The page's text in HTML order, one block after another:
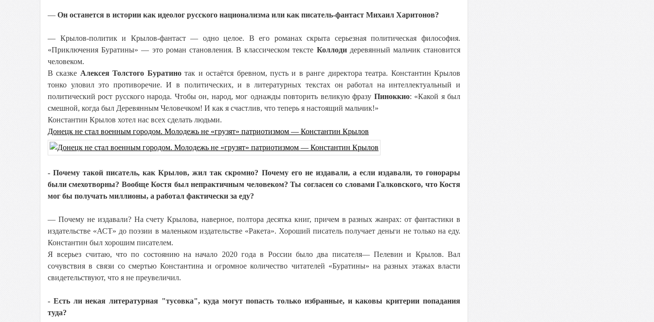
— Он останется в истории как идеолог русского национализма или как писатель-фантаст Михаил Харитонов?
— Крылов-политик и Крылов-фантаст — одно целое. В его романах скрыта серьезная политическая философия.
«Приключения Буратины» — это роман становления. В классическом тексте Коллоди деревянный мальчик становится
человеком.
В сказке Алексея Толстого Буратинотак и остаётся бревном, пусть и в ранге директора театра. Константин Крылов
тонко уловил это противоречие. И в политических, и в литературных текстах он работал на интеллектуальный и
политический рост русского народа. Чтобы он, народ, мог однажды повторить великую фразу Пиноккио: «Какой я был
смешной, когда был Деревянным Человечком! И как я счастлив, что теперь я настоящий мальчик!»
Константин Крылов хотел нас всех сделать людьми.
Донецк не стал военным городом. Молодежь не «грузят» патриотизмом — Константин Крылов
- Почему такой писатель, как Крылов, жил так скромно? Почему его не издавали, а если издавали, то гонорары
были смехотворны? Вообще Костя был непрактичным человеком? Ты согласен со словами Галковского, что Костя
мог бы получать миллионы, а работал фактически за еду?
— Почему не издавали? На счету Крылова, наверное, полтора десятка книг, причем в разных жанрах: от фантастики в
издательстве «АСТ» до поэзии в маленьком издательстве «Ракета». Хороший писатель получает деньги не только на еду.
Константин был хорошим писателем.
Я всерьез считаю, что по состоянию на начало 2020 года в России было два писателя— Пелевин и Крылов. Вал
сочувствия в связи со смертью Константина и огромное количество читателей «Буратины» на разных этажах власти
свидетельствуют, что я не преувеличил.
- Есть ли некая литературная "тусовка", куда могут попасть только избранные, и каковы критерии попадания
туда?